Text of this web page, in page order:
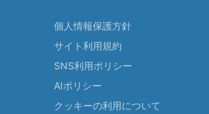
個人情報保護方針
サイト利用規約
SNS利用ポリシー
AIポリシー
クッキーの利用について